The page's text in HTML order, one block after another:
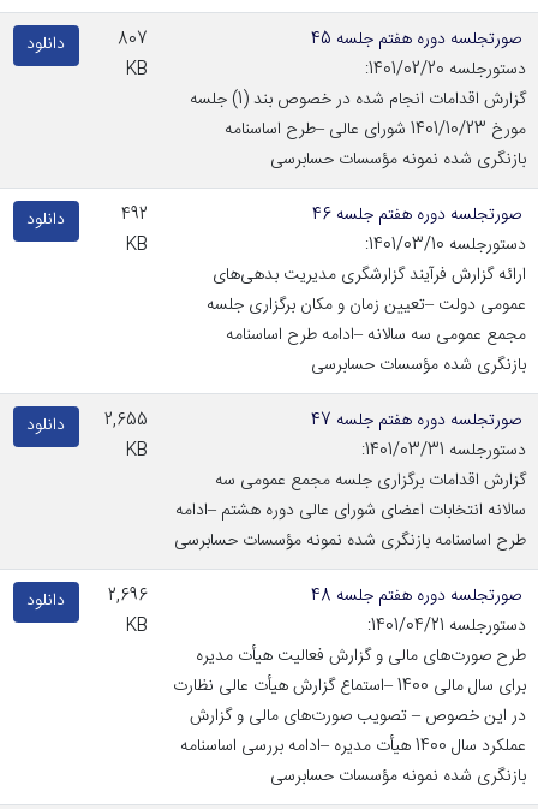
صورتجلسه دوره هفتم جلسه 45
دستورجلسه 1401/02/20:
گزارش اقدامات انجام شده در خصوص بند (1) جلسه
مورخ 1401/10/23 شورای عالی –طرح اساسنامه
بازنگری شده نمونه مؤسسات حسابرسی
807
KB
دانلود
صورتجلسه دوره هفتم جلسه 46
دستورجلسه 1401/03/10:
ارائه گزارش فرآیند گزارشگری مدیریت بدهی‌های
عمومی دولت –تعیین زمان و مکان برگزاری جلسه
مجمع عمومی سه سالانه –ادامه طرح اساسنامه
بازنگری شده مؤسسات حسابرسی
492
KB
دانلود
صورتجلسه دوره هفتم جلسه 47
دستورجلسه 1401/03/31:
گزارش اقدامات برگزاری جلسه مجمع عمومی سه
سالانه انتخابات اعضای شورای عالی دوره هشتم –ادامه
طرح اساسنامه بازنگری شده نمونه مؤسسات حسابرسی
2,655
KB
دانلود
صورتجلسه دوره هفتم جلسه 48
دستورجلسه 1401/04/21:
طرح صورت‌های مالی و گزارش فعالیت هیأت مدیره
برای سال مالی 1400 –استماع گزارش هیأت عالی نظارت
در این خصوص – تصویب صورت‌های مالی و گزارش
عملکرد سال 1400 هیأت مدیره –ادامه بررسی اساسنامه
بازنگری شده نمونه مؤسسات حسابرسی
2,696
KB
دانلود